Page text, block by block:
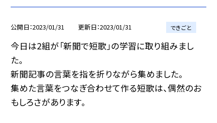
公開日 2023/01/31 更新日 2023/01/31 できごと
今日は2組が「新聞で短歌」の学習に取り組みまし
た。
新聞記事の言葉を指を折りながら集めました。
集めた言葉をつなぎ合わせて作る短歌は、偶然のお
もしろさがあります。